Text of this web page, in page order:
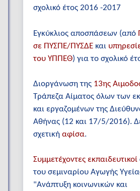
σχολικό έτος 2016 -2017
Εγκύκλιος αποσπάσεων (από
σε ΠΥΣΠΕ/ΠΥΣΔΕ και
του ΥΠΠΕΘ) για το σχολικό
Διοργάνωση της 13ης
Τράπεζα Αίματος όλων των
και εργαζομένων της
Αθήνας (12 και 17/5/2016).
σχετική αφίσα.
Συμμετέχοντες εκπαιδευτικοί
του σεμιναρίου Αγωγής
"Ανάπτυξη κοινωνικών και